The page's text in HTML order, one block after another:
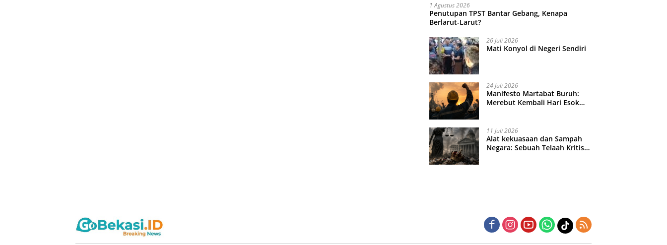
1 Agustus 2026
Penutupan TPST Bantar Gebang, Kenapa
Berlarut-Larut?
26 Juli 2026
Mati Konyol di Negeri Sendiri
24 Juli 2026
Manifesto Martabat Buruh:
Merebut Kembali Hari Esok
11 Juli 2026
Alat kekuasaan dan Sampah
Negara: Sebuah Telaah Kritis